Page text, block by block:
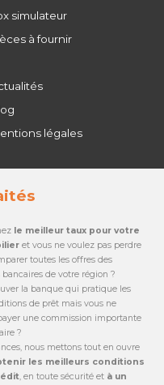
simulateur
à fournir
légales
le meilleur taux pour votre
et vous ne voulez pas perdre
toutes les offres des
de votre région ?
la banque qui pratique les
de prêt mais vous ne
une commission importante
?
nous mettons tout en ouvre
les meilleurs conditions
, en toute sécurité et à un